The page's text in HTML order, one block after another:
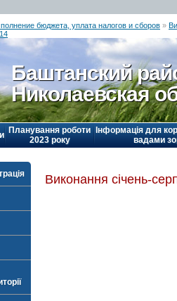
бюджета, уплата налогов и сборов »
Баштанский
Николаевская
Планування роботи
2023 року
Інформація для
вадами
Виконання січень-